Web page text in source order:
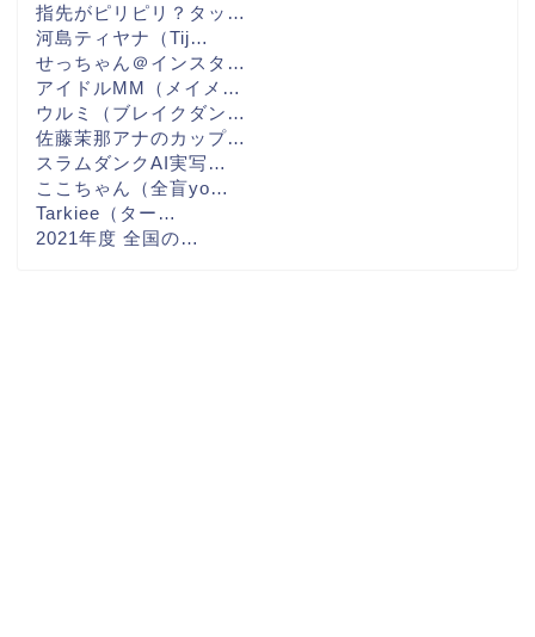
指先がピリピリ？タッ…
河島ティヤナ（Tij…
せっちゃん＠インスタ…
アイドルMM（メイメ…
ウルミ（ブレイクダン…
佐藤茉那アナのカップ…
スラムダンクAI実写…
ここちゃん（全盲yo…
Tarkiee（ター…
2021年度 全国の…